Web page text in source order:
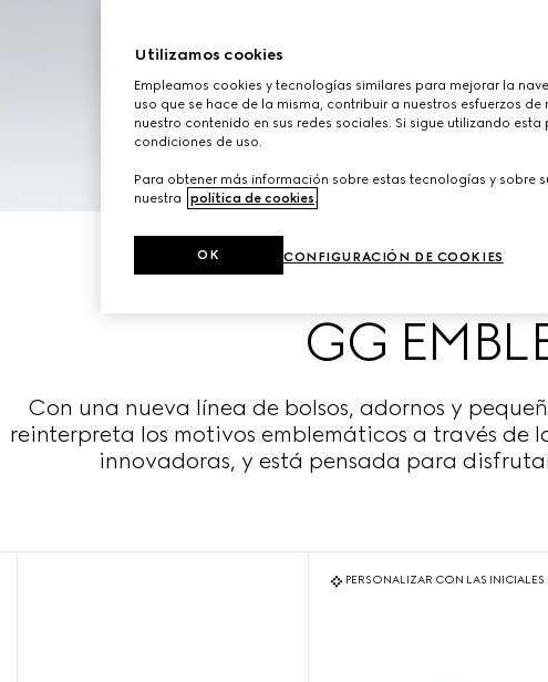
GG
Con una nueva línea de bolsos, adornos y
reinterpreta los motivos emblemáticos a través
innovadoras, y está pensada para
PERSONALIZAR CON LAS INICIALES
Utilizamos cookies
Empleamos cookies y tecnologías similares para mejorar la
uso que se hace de la misma, contribuir a nuestros esfuerzos
nuestro contenido en sus redes sociales. Si sigue utilizando
condiciones de uso.
Para obtener más información sobre estas tecnologías y sobre
nuestra
política de cookies.
CONFIGURACIÓN DE COOKIES
OK